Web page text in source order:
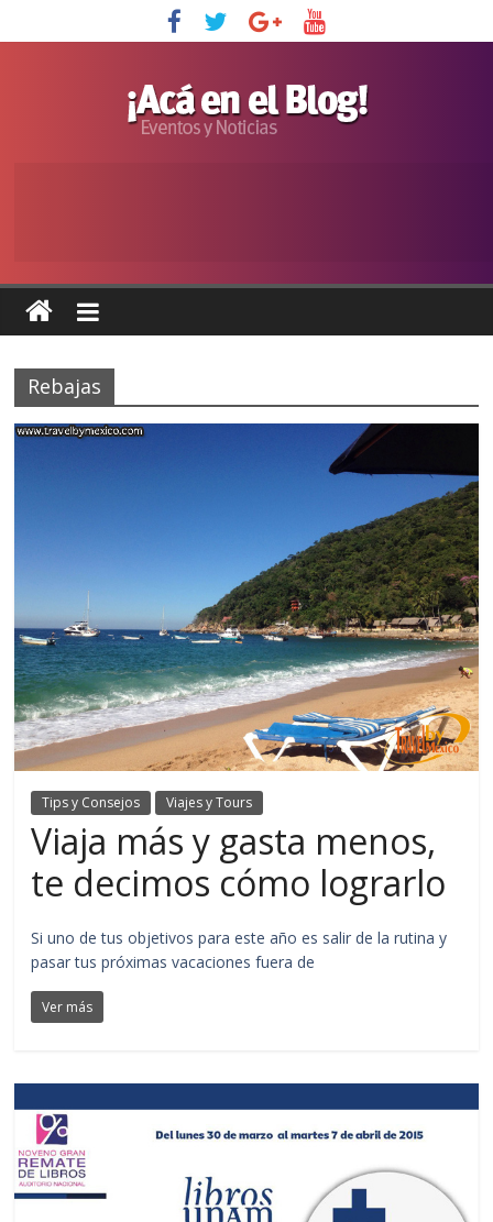
Rebajas
Tips y Consejos Viajes y Tours
Viaja más y gasta menos,
te decimos cómo lograrlo
Si uno de tus objetivos para este año es salir de la rutina y
pasar tus próximas vacaciones fuera de
Ver más